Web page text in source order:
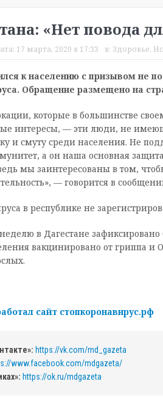
«Нет повода
17 марта, 2020 в 17:33 в: Здоровье,
к населению с призывом не
Обращение размещено на
которые в большинстве
интересы, — эти люди, не
и смуту среди населения. Не
а он наша основная
мы заинтересованы в том,
— говорится в
в республике не
в Дагестане зафиксировано
вакцинировано от гриппа и
сайт стопкоронавирус.рф
https://vk.com/md_gazeta
www.facebook.com/mdgazeta/
https://ok.ru/mdgazeta